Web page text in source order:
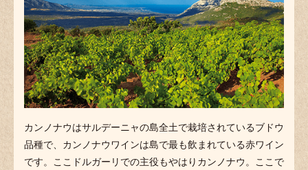
カンノナウはサルデーニャの島全土で栽培されているブドウ
品種で、カンノナウワインは島で最も飲まれている赤ワイン
です。ここドルガーリでの主役もやはりカンノナウ。ここで